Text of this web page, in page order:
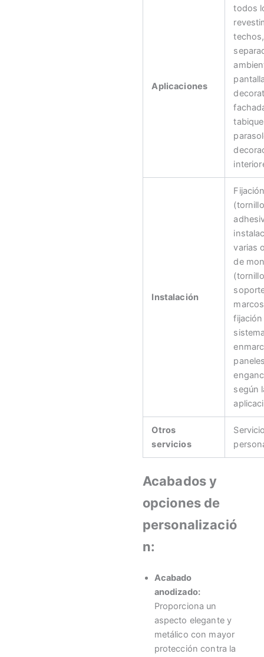
Aplicaciones
todos
techos,
Instalación
varias
de
según
Otros
servicios
Acabados y
opciones de
personalizació
n:
Acabado
anodizado:
Proporciona un
aspecto elegante y
metálico con mayor
protección contra la